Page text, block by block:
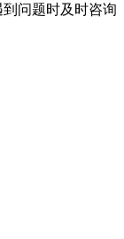
问题时及时咨询